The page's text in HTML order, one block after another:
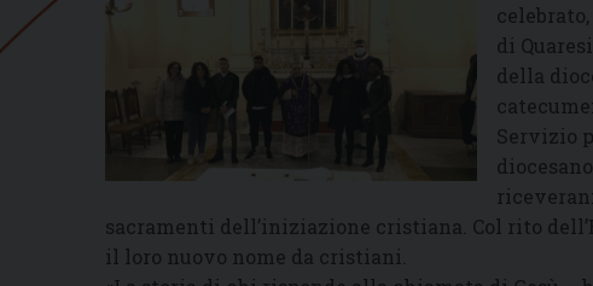
di
della
Servizio
sacramenti dell’iniziazione cristiana. Col rito
il loro nuovo nome da cristiani.